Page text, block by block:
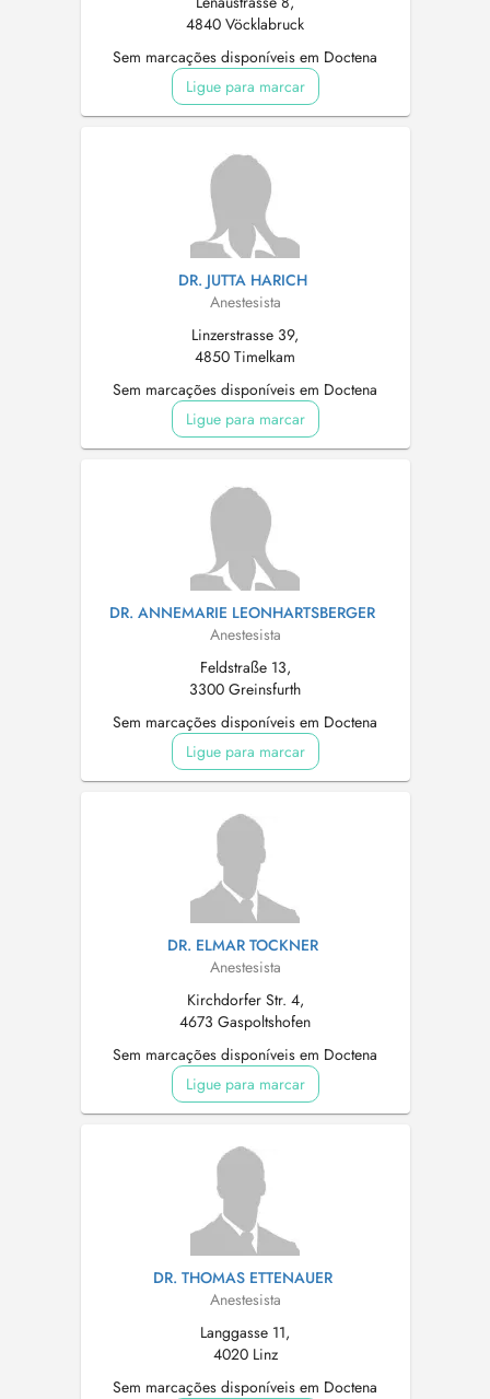
4840 Vöcklabruck
Sem marcações disponíveis em Doctena
Ligue para marcar
DR. JUTTA HARICH
Anestesista
Linzerstrasse 39,
4850 Timelkam
Sem marcações disponíveis em Doctena
Ligue para marcar
DR. ANNEMARIE LEONHARTSBERGER
Anestesista
Feldstraße 13,
3300 Greinsfurth
Sem marcações disponíveis em Doctena
Ligue para marcar
DR. ELMAR TOCKNER
Anestesista
Kirchdorfer Str. 4,
4673 Gaspoltshofen
Sem marcações disponíveis em Doctena
Ligue para marcar
DR. THOMAS ETTENAUER
Anestesista
Langgasse 11,
4020 Linz
Sem marcações disponíveis em Doctena